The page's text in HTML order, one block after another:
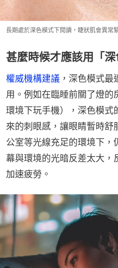
長期處於深色模式下閱讀，睫狀肌會異常
甚麼時候才應該用「深
權威機構建議 ，深色模式
用。例如在臨睡前關了燈的
環境下玩手機），深色模式
來的刺眼感，讓眼睛暫時舒
公室等光線充足的環境下，
幕與環境的光暗反差太大，
加速疲勞。